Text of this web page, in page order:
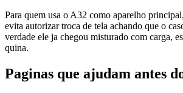
Para quem usa o A32 como aparelho
evita autorizar troca de tela achando que o
verdade ele ja chegou misturado com carga,
quina.
Paginas que ajudam antes